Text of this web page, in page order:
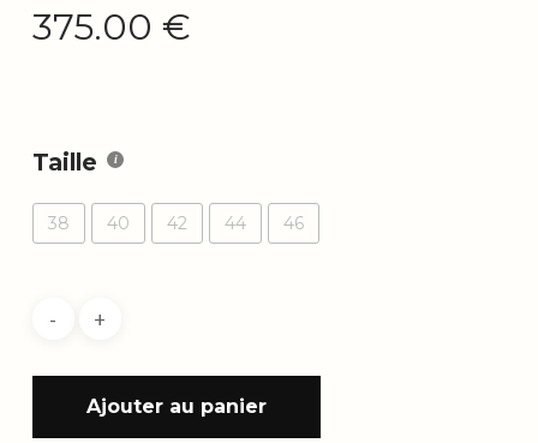
375.00 €
Taille
38 40 42 44 46
Ajouter au panier